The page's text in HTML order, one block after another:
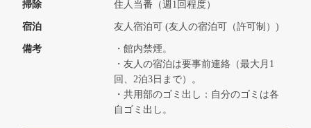
掃除 住人当番（週1回程度）
宿泊 友人宿泊可 (友人の宿泊可（許可制）)
備考
・館内禁煙。
・友人の宿泊は要事前連絡（最大月1
回、2泊3日まで）。
・共用部のゴミ出し：自分のゴミは各
自ゴミ出し。